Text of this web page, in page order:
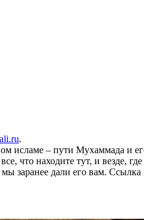
.
исламе – пути Мухаммада и
все, что находите тут, и везде,
заранее дали его вам.